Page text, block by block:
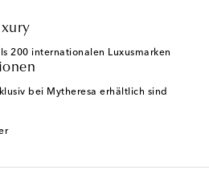
200 internationalen Luxusmarken
bei Mytheresa erhältlich sind